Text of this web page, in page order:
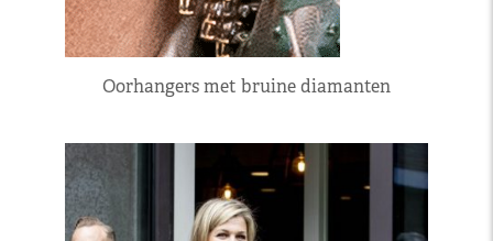
Oorhangers met bruine diamanten